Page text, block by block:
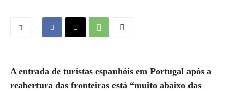
A entrada de turistas espanhóis em Portugal após a
reabertura das fronteiras está “muito abaixo das